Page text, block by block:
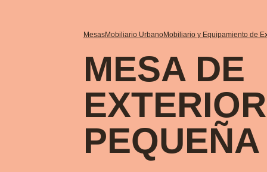
MesasMobiliario UrbanoMobiliario y Equipamiento de
MESA DE
EXTERIOR
PEQUEÑA